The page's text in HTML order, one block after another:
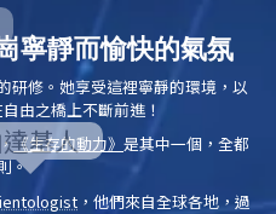
寧靜而愉快的氣氛
研修。她享受這裡寧靜的環境，以
由之橋上不斷前進！
《生存的動力》 是其中一個，全都
。
，他們來自全球各地，過